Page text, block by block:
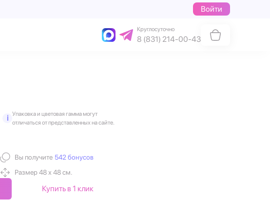
Войти
Круглосуточно
8 (831) 214-00-43
i
Упаковка и цветовая гамма могут
отличаться от представленных на сайте.
Вы получите 542 бонусов
Размер 48 х 48 см.
Купить в 1 клик